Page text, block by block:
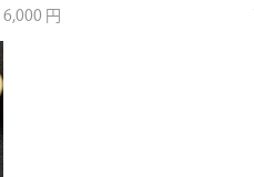
6,000 円